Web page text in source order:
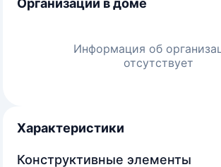
Организации в доме
Информация об
отсутствует
Характеристики
Конструктивные элементы